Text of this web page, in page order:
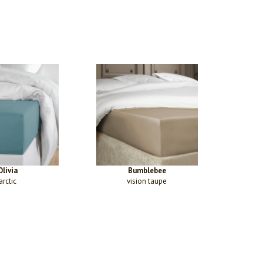
Bumblebee
vision taupe